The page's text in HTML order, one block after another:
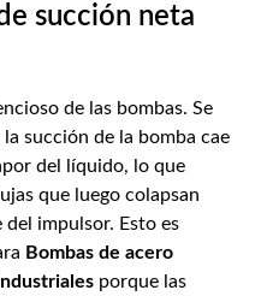
succión neta
de las bombas. Se
succión de la bomba cae
del líquido, lo que
que luego colapsan
impulsor. Esto es
Bombas de acero
porque las